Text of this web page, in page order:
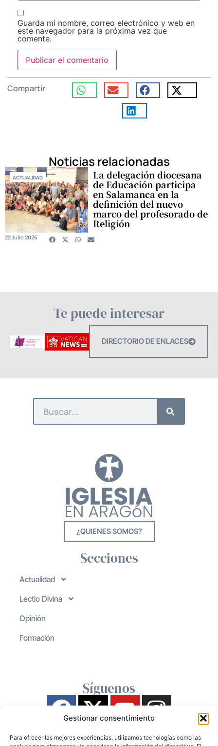
Gestionar consentimiento
Para ofrecer las mejores experiencias, utilizamos tecnologías como las
Guarda mi nombre, correo electrónico y web en
este navegador para la próxima vez que
comente.
Compartir
Noticias relacionadas
ACTUALIDAD La delegación diocesana
de Educación participa
en Salamanca en la
definición del nuevo
marco del profesorado de
Religión
22 Julio 2026
Te puede interesar
DIRECTORIO DE ENLACES
¿QUIENES SOMOS?
Secciones
Actualidad
Lectio Divina
Opinión
Formación
Síguenos